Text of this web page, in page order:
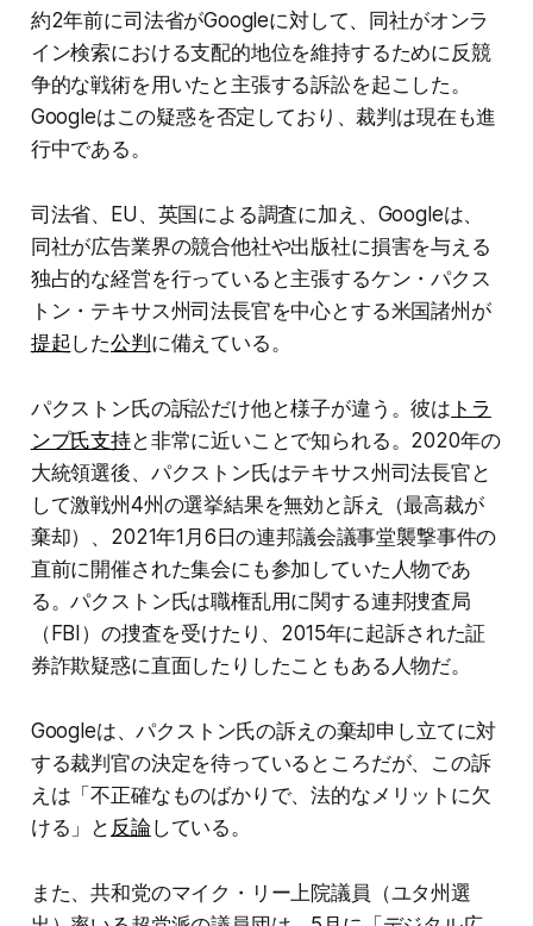
約2年前に司法省がGoogleに対して、同社がオンラ
イン検索における支配的地位を維持するために反競
争的な戦術を用いたと主張する訴訟を起こした。
Googleはこの疑惑を否定しており、裁判は現在も進
行中である。
司法省、EU、英国による調査に加え、Googleは、
同社が広告業界の競合他社や出版社に損害を与える
独占的な経営を行っていると主張するケン・パクス
トン・テキサス州司法長官を中心とする米国諸州が
提起した公判 に備えている。
パクストン氏の訴訟だけ他と様子が違う。彼は トラ
ンプ氏支持と非常に近いことで知られる。2020年の
大統領選後、パクストン氏はテキサス州司法長官と
して激戦州4州の選挙結果を無効と訴え（最高裁が
棄却）、2021年1月6日の連邦議会議事堂襲撃事件の
直前に開催された集会にも参加していた人物であ
る。パクストン氏は職権乱用に関する連邦捜査局
（FBI）の捜査を受けたり、2015年に起訴された証
券詐欺疑惑に直面したりしたこともある人物だ。
Googleは、パクストン氏の訴えの棄却申し立てに対
する裁判官の決定を待っているところだが、この訴
えは「不正確なものばかりで、法的なメリットに欠
ける」と 反論 している。
また、共和党のマイク・リー上院議員（ユタ州選